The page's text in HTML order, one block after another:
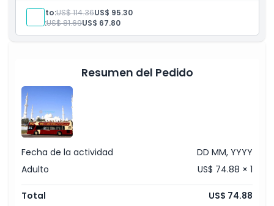
Sube y baja
Boleto de autobús totalmente flexible (cambio de
fecha gratuito)
Adulto:US$ 114.36US$ 95.30
Niño:US$ 81.69US$ 67.80
Resumen del Pedido
Fecha de la actividad
DD MM, YYYY
Adulto
US$ 74.88 × 1
Total US$ 74.88